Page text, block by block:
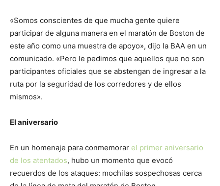
«Somos conscientes de que mucha gente quiere
participar de alguna manera en el maratón de Boston de
este año como una muestra de apoyo», dijo la BAA en un
comunicado. «Pero le pedimos que aquellos que no son
participantes oficiales que se abstengan de ingresar a la
ruta por la seguridad de los corredores y de ellos
mismos».
El aniversario
En un homenaje para conmemorar el primer aniversario
de los atentados, hubo un momento que evocó
recuerdos de los ataques: mochilas sospechosas cerca